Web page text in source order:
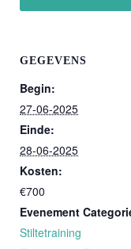
GEGEVENS
Begin:
27-06-2025
Einde:
28-06-2025
Kosten:
€700
Evenement
Stiltetraining